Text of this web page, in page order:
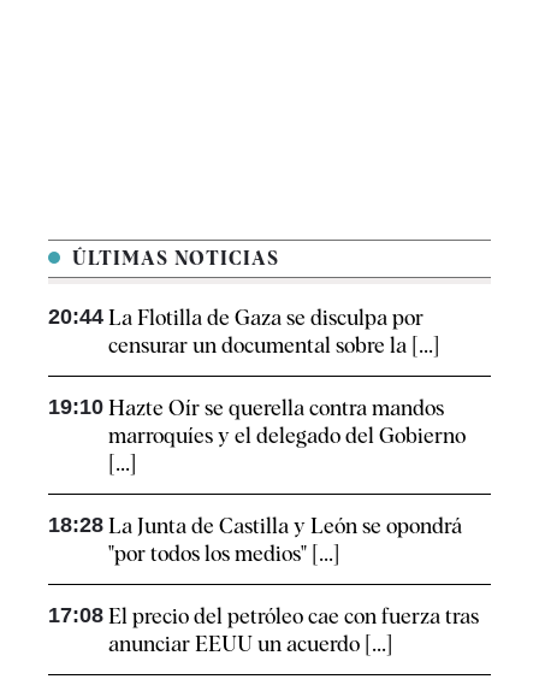
ÚLTIMAS NOTICIAS
20:44 La Flotilla de Gaza se disculpa por
censurar un documental sobre la [...]
19:10 Hazte Oír se querella contra mandos
marroquíes y el delegado del Gobierno
[...]
18:28 La Junta de Castilla y León se opondrá
"por todos los medios" [...]
17:08 El precio del petróleo cae con fuerza tras
anunciar EEUU un acuerdo [...]